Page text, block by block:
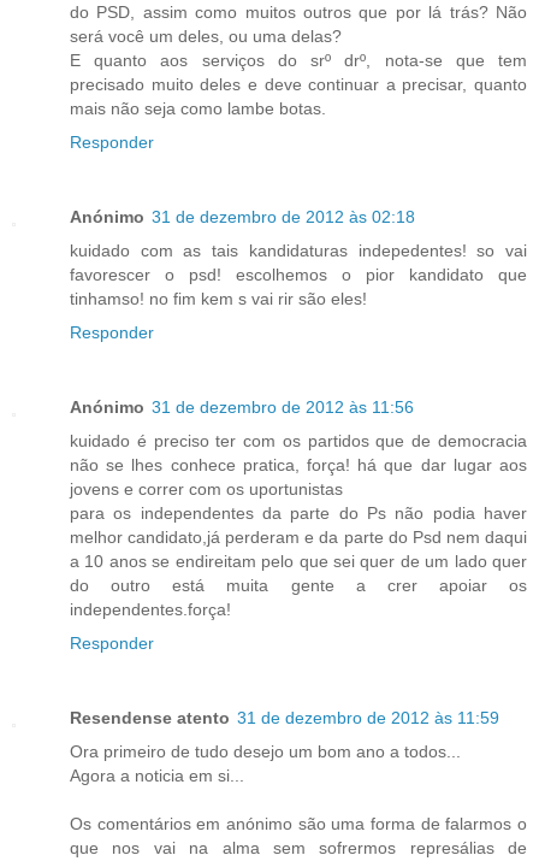
do PSD, assim como muitos outros que por lá trás? Não
será você um deles, ou uma delas?
E quanto aos serviços do srº drº, nota-se que tem
precisado muito deles e deve continuar a precisar, quanto
mais não seja como lambe botas.
Responder
Anónimo 31 de dezembro de 2012 às 02:18
kuidado com as tais kandidaturas indepedentes! so vai
favorescer o psd! escolhemos o pior kandidato que
tinhamso! no fim kem s vai rir são eles!
Responder
Anónimo 31 de dezembro de 2012 às 11:56
kuidado é preciso ter com os partidos que de democracia
não se lhes conhece pratica, força! há que dar lugar aos
jovens e correr com os uportunistas
para os independentes da parte do Ps não podia haver
melhor candidato,já perderam e da parte do Psd nem daqui
a 10 anos se endireitam pelo que sei quer de um lado quer
do outro está muita gente a crer apoiar os
independentes.força!
Responder
Resendense atento 31 de dezembro de 2012 às 11:59
Ora primeiro de tudo desejo um bom ano a todos...
Agora a noticia em si...
Os comentários em anónimo são uma forma de falarmos o
que nos vai na alma sem sofrermos represálias de